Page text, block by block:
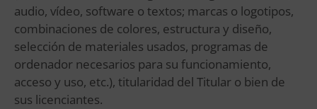
audio, vídeo, software o textos; marcas o logotipos,
combinaciones de colores, estructura y diseño,
selección de materiales usados, programas de
ordenador necesarios para su funcionamiento,
acceso y uso, etc.), titularidad del Titular o bien de
sus licenciantes.